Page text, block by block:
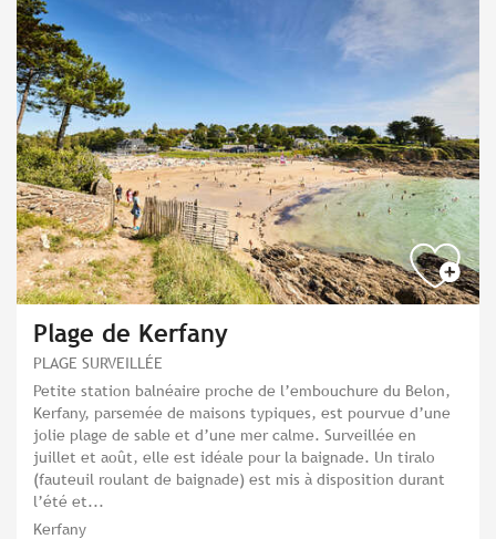
Plage de Kerfany
PLAGE SURVEILLÉE
Petite station balnéaire proche de l’embouchure du Belon,
Kerfany, parsemée de maisons typiques, est pourvue d’une
jolie plage de sable et d’une mer calme. Surveillée en
juillet et août, elle est idéale pour la baignade. Un tiralo
(fauteuil roulant de baignade) est mis à disposition durant
l’été et...
Kerfany